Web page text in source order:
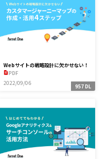
Webサイトの戦略設計に欠かせない！
カスタマージャーニーマップの作成・
PDF
2022/09/06
957 DL